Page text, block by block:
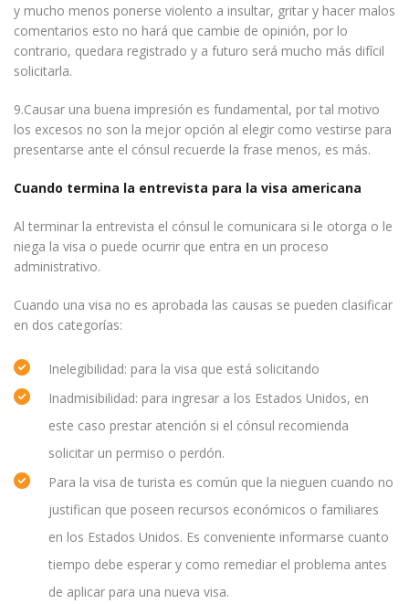
y mucho menos ponerse violento a insultar, gritar y hacer malos
comentarios esto no hará que cambie de opinión, por lo
contrario, quedara registrado y a futuro será mucho más difícil
solicitarla.
9.Causar una buena impresión es fundamental, por tal motivo
los excesos no son la mejor opción al elegir como vestirse para
presentarse ante el cónsul recuerde la frase menos, es más.
Cuando termina la entrevista para la visa americana
Al terminar la entrevista el cónsul le comunicara si le otorga o le
niega la visa o puede ocurrir que entra en un proceso
administrativo.
Cuando una visa no es aprobada las causas se pueden clasificar
en dos categorías:
Inelegibilidad: para la visa que está solicitando
Inadmisibilidad: para ingresar a los Estados Unidos, en
este caso prestar atención si el cónsul recomienda
solicitar un permiso o perdón.
Para la visa de turista es común que la nieguen cuando no
justifican que poseen recursos económicos o familiares
en los Estados Unidos. Es conveniente informarse cuanto
tiempo debe esperar y como remediar el problema antes
de aplicar para una nueva visa.